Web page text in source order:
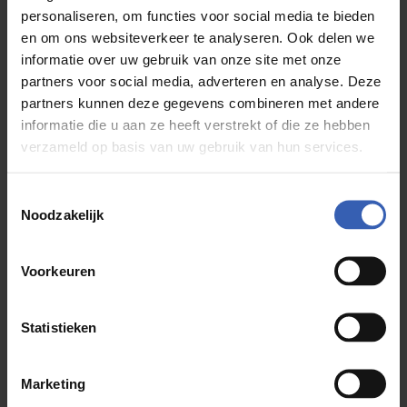
personaliseren, om functies voor social media te bieden
en om ons websiteverkeer te analyseren. Ook delen we
informatie over uw gebruik van onze site met onze
partners voor social media, adverteren en analyse. Deze
partners kunnen deze gegevens combineren met andere
informatie die u aan ze heeft verstrekt of die ze hebben
verzameld op basis van uw gebruik van hun services.
Noodzakelijk
Voorkeuren
Statistieken
Marketing
geven;
Geborsteld metaal als afwerking die zoveel mogelijk
vrij blijft van vlekken.